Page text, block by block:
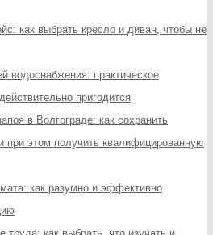
как выбрать кресло и диван, чтобы не
водоснабжения: практическое
пригодится
в Волгограде: как сохранить
при этом получить квалифицированную
как разумно и эффективно